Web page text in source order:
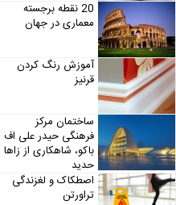
20 نقطه برجسته
معماری در جهان
آموزش رنگ کردن
قرنیز
ساختمان مرکز
فرهنگی حیدر علی اف
باکو، شاهکاری از زاها
حدید
اصطکاک و لغزندگی
تراورتن